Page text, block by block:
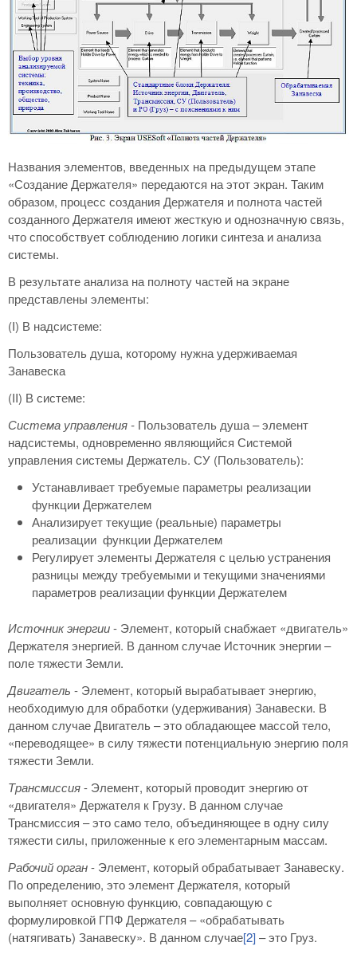
Названия элементов, введенных на предыдущем этапе
«Создание Держателя» передаются на этот экран. Таким
образом, процесс создания Держателя и полнота частей
созданного Держателя имеют жесткую и однозначную связь,
что способствует соблюдению логики синтеза и анализа
системы.
В результате анализа на полноту частей на экране
представлены элементы:
(I) В надсистеме:
Пользователь душа, которому нужна удерживаемая
Занавеска
(II) В системе:
Система управления - Пользователь душа – элемент
надсистемы, одновременно являющийся Системой
управления системы Держатель. СУ (Пользователь):
Устанавливает требуемые параметры реализации
функции Держателем
Анализирует текущие (реальные) параметры
реализации функции Держателем
Регулирует элементы Держателя с целью устранения
разницы между требуемыми и текущими значениями
параметров реализации функции Держателем
Источник энергии- Элемент, который снабжает «двигатель»
Держателя энергией. В данном случае Источник энергии –
поле тяжести Земли.
Двигатель - Элемент, который вырабатывает энергию,
необходимую для обработки (удерживания) Занавески. В
данном случае Двигатель – это обладающее массой тело,
«переводящее» в силу тяжести потенциальную энергию поля
тяжести Земли.
Трансмиссия- Элемент, который проводит энергию от
«двигателя» Держателя к Грузу. В данном случае
Трансмиссия – это само тело, объединяющее в одну силу
тяжести силы, приложенные к его элементарным массам.
Рабочий орган- Элемент, который обрабатывает Занавеску.
По определению, это элемент Держателя, который
выполняет основную функцию, совпадающую с
формулировкой ГПФ Держателя – «обрабатывать
(натягивать) Занавеску». В данном случае[2]– это Груз.